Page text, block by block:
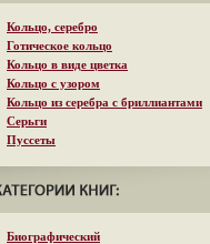
Кольцо, серебро
Готическое кольцо
Кольцо в виде цветка
Кольцо с узором
Кольцо из серебра с бриллиантами
Серьги
Пуссеты
Биографический